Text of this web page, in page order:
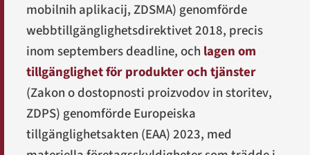
mobilnih aplikacij, ZDSMA) genomförde
webbtillgänglighetsdirektivet 2018, precis
inom septembers deadline, och lagen om
tillgänglighet för produkter och tjänster
(Zakon o dostopnosti proizvodov in storitev,
ZDPS) genomförde Europeiska
tillgänglighetsakten (EAA) 2023, med